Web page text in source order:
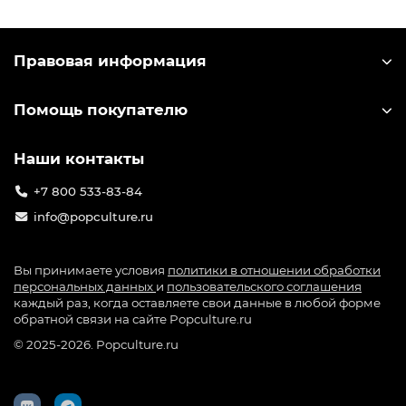
Правовая информация
Помощь покупателю
Наши контакты
+7 800 533-83-84
info@popculture.ru
Вы принимаете условия политики в отношении обработки
персональных данных и пользовательского соглашения
каждый раз, когда оставляете свои данные в любой форме
обратной связи на сайте Popculture.ru
© 2025-2026. Popculture.ru